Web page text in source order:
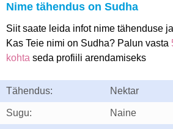
Nime tähendus on Sudha
Siit saate leida infot nime tähenduse
Kas Teie nimi on Sudha? Palun vasta
kohta seda profiili arendamiseks
Tähendus: Nektar
Sugu: Naine